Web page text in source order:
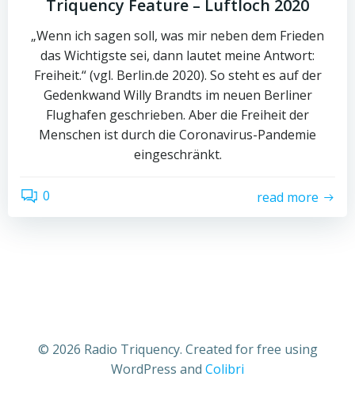
Triquency Feature – Luftloch 2020
„Wenn ich sagen soll, was mir neben dem Frieden
das Wichtigste sei, dann lautet meine Antwort:
Freiheit.“ (vgl. Berlin.de 2020). So steht es auf der
Gedenkwand Willy Brandts im neuen Berliner
Flughafen geschrieben. Aber die Freiheit der
Menschen ist durch die Coronavirus-Pandemie
eingeschränkt.
0 read more
© 2026 Radio Triquency. Created for free using
WordPress and Colibri